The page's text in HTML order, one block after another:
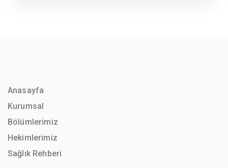
Anasayfa
Kurumsal
Bölümlerimiz
Hekimlerimiz
Sağlık Rehberi